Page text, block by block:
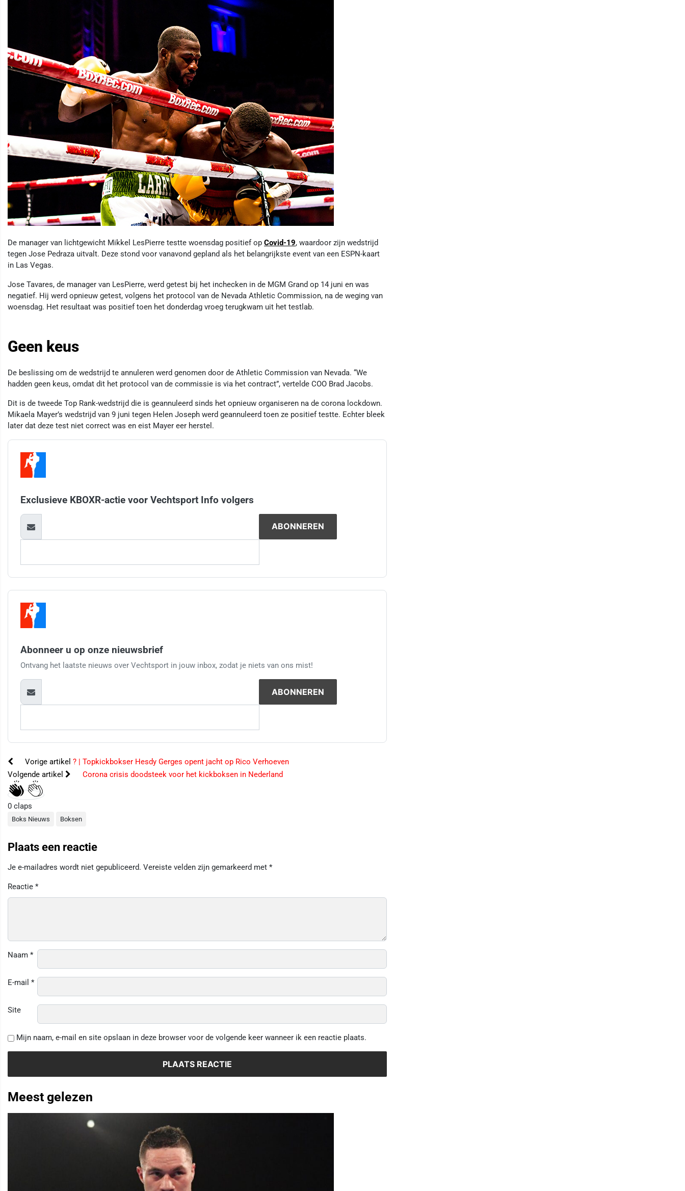
De manager van lichtgewicht Mikkel LesPierre testte woensdag positief op Covid-19, waardoor zijn wedstrijd
tegen Jose Pedraza uitvalt. Deze stond voor vanavond gepland als het belangrijkste event van een ESPN-kaart
in Las Vegas.
Jose Tavares, de manager van LesPierre, werd getest bij het inchecken in de MGM Grand op 14 juni en was
negatief. Hij werd opnieuw getest, volgens het protocol van de Nevada Athletic Commission, na de weging van
woensdag. Het resultaat was positief toen het donderdag vroeg terugkwam uit het testlab.
Geen keus
De beslissing om de wedstrijd te annuleren werd genomen door de Athletic Commission van Nevada. “We
hadden geen keus, omdat dit het protocol van de commissie is via het contract”, vertelde COO Brad Jacobs.
Dit is de tweede Top Rank-wedstrijd die is geannuleerd sinds het opnieuw organiseren na de corona lockdown.
Mikaela Mayer’s wedstrijd van 9 juni tegen Helen Joseph werd geannuleerd toen ze positief testte. Echter bleek
later dat deze test niet correct was en eist Mayer eer herstel.
Exclusieve KBOXR-actie voor Vechtsport Info volgers
Abonneer u op onze nieuwsbrief
Ontvang het laatste nieuws over Vechtsport in jouw inbox, zodat je niets van ons mist!
Vorige artikel ? | Topkickbokser Hesdy Gerges opent jacht op Rico Verhoeven
Volgende artikel
Corona crisis doodsteek voor het kickboksen in Nederland
0 claps
Boks Nieuws Boksen
Plaats een reactie
Je e-mailadres wordt niet gepubliceerd. Vereiste velden zijn gemarkeerd met *
Reactie *
Naam *
E-mail *
Site
Mijn naam, e-mail en site opslaan in deze browser voor de volgende keer wanneer ik een reactie plaats.
Meest gelezen